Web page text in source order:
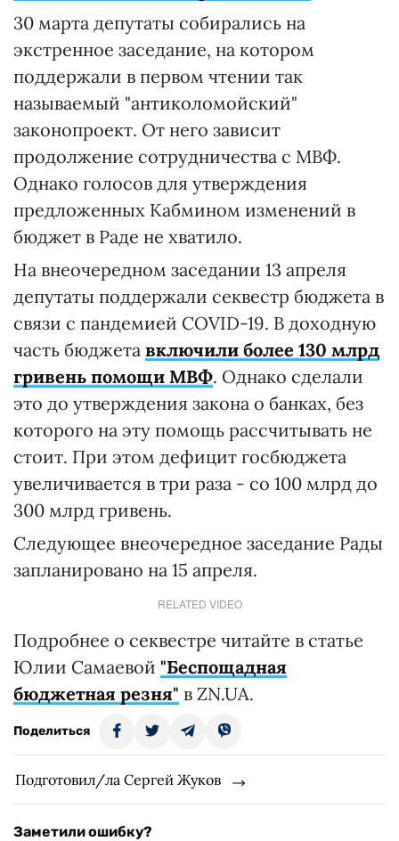
30 марта депутаты собирались на
экстренное заседание, на котором
поддержали в первом чтении так
называемый "антиколомойский"
законопроект. От него зависит
продолжение сотрудничества с МВФ.
Однако голосов для утверждения
предложенных Кабмином изменений в
бюджет в Раде не хватило.
На внеочередном заседании 13 апреля
депутаты поддержали секвестр бюджета в
связи с пандемией COVID-19. В доходную
часть бюджета включили более 130 млрд
гривень помощи МВФ. Однако сделали
это до утверждения закона о банках, без
которого на эту помощь рассчитывать не
стоит. При этом дефицит госбюджета
увеличивается в три раза - со 100 млрд до
300 млрд гривень.
Следующее внеочередное заседание Рады
запланировано на 15 апреля.
RELATED VIDEO
Подробнее о секвестре читайте в статье
Юлии Самаевой "Беспощадная
бюджетная резня" в ZN.UA.
Поделиться
Подготовил/ла Сергей Жуков
Заметили ошибку?